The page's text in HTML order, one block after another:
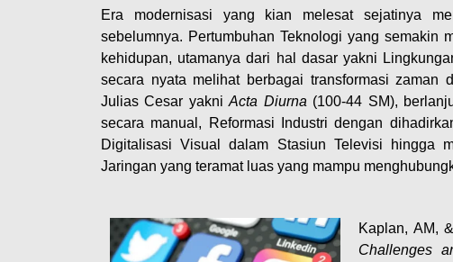
Era modernisasi yang kian melesat sejatinya
sebelumnya. Pertumbuhan Teknologi yang semakin
kehidupan, utamanya dari hal dasar yakni
secara nyata melihat berbagai transformasi zaman
Julias Cesar yakniActa Diurna (100-44 SM),
secara manual, Reformasi Industri dengan
Digitalisasi Visual dalam Stasiun Televisi hingga
Jaringan yang teramat luas yang mampu
Kaplan, AM,
Challenges